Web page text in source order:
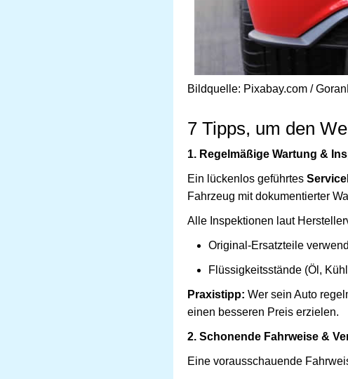
Bildquelle: Pixabay.com /
7 Tipps, um den
1. Regelmäßige Wartung &
Ein lückenlos geführtes
Fahrzeug mit dokumentierter
Alle Inspektionen laut
Original-Ersatzteile
Flüssigkeitsstände (Öl,
Praxistipp: Wer sein Auto
einen besseren Preis erzielen.
2. Schonende Fahrweise &
Eine vorausschauende